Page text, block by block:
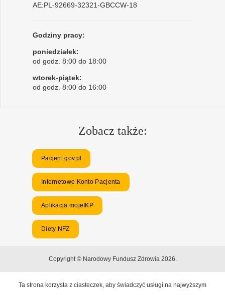
AE:PL-92669-32321-GBCCW-18
Godziny pracy:
poniedziałek:
od godz. 8:00 do 18:00
wtorek-piątek:
od godz. 8:00 do 16:00
Zobacz także:
Pacjent.gov.pl
Internetowe Konto Pacjenta
Aplikacja mojeIKP
Diety NFZ
Copyright © Narodowy Fundusz Zdrowia 2026.
Ta strona korzysta z ciasteczek, aby świadczyć usługi na najwyższym